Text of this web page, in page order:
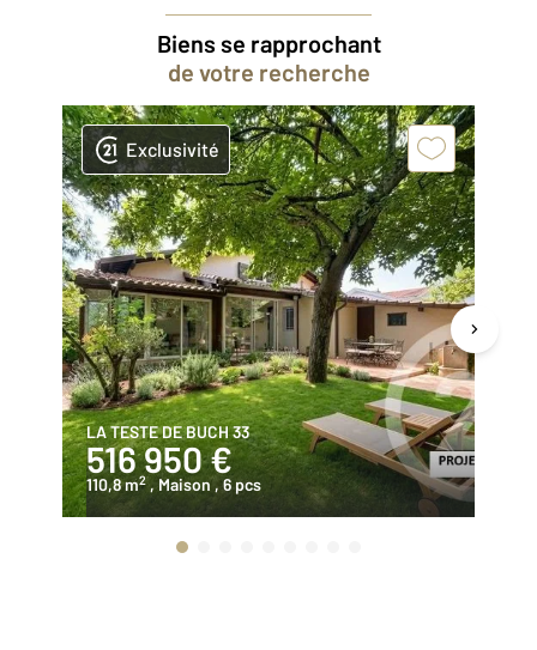
Biens se rapprochant
de votre recherche
Exclusivité
LA TESTE DE BUCH 33
516 950 €
110,8 m2 , Maison, 6 pcs